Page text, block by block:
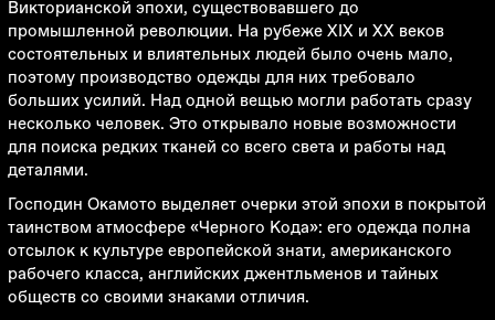
Викторианской эпохи, существовавшего до
промышленной революции. На рубеже XIX и XX веков
состоятельных и влиятельных людей было очень мало,
поэтому производство одежды для них требовало
больших усилий. Над одной вещью могли работать сразу
несколько человек. Это открывало новые возможности
для поиска редких тканей со всего света и работы над
деталями.
Господин Окамото выделяет очерки этой эпохи в покрытой
таинством атмосфере «Черного Кода»: его одежда полна
отсылок к культуре европейской знати, американского
рабочего класса, английских джентльменов и тайных
обществ со своими знаками отличия.